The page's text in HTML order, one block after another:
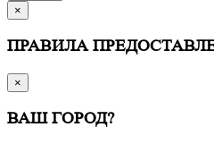
×
ПРАВИЛА
×
ВАШ ГОРОД?